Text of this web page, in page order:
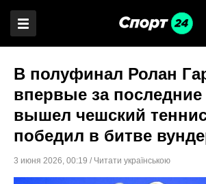
В полуфинал Ролан
впервые за последние
вышел чешский
победил в битве
3 июня 2026, 00:19 / Читати українською